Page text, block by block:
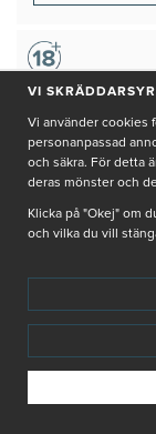
ESSE
PLUS DEFENCE
VI
Vi använder cookies
personanpassad
och säkra. För detta
deras mönster och
Klicka på "Okej" om
och vilka du vill